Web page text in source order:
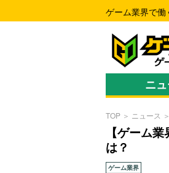
ゲーム業界で働
ニ
TOP ＞ ニュース ＞
【ゲーム
は？
ゲーム業界